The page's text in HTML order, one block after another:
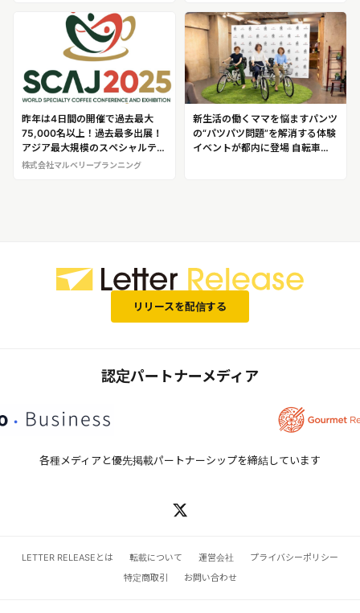
昨年は4日間の開催で過去最大
75,000名以上！過去最多出展！
アジア最大規模のスペシャルティ
コーヒーイベント「SCAJ
株式会社マルベリープランニング
新生活の働くママを悩ますパンツ
の“パツパツ問題”を解消する体験
イベントが都内に登場 自転車
リリースを配信する
認定パートナーメディア
各種メディアと優先掲載パートナーシップを締結しています
LETTER RELEASEとは 転載について 運営会社
プライバシーポリシー
特定商取引
お問い合わせ